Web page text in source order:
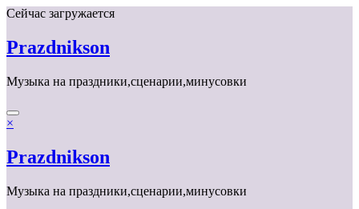
Перейти
содержимому
Сейчас загружается
Prazdnikson
Музыка на праздники,сценарии,минусовки
×
Prazdnikson
Музыка на праздники,сценарии,минусовки